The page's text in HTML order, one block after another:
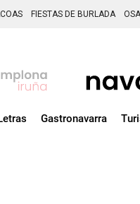
FIESTAS DE BURLADA
Gastronavarra